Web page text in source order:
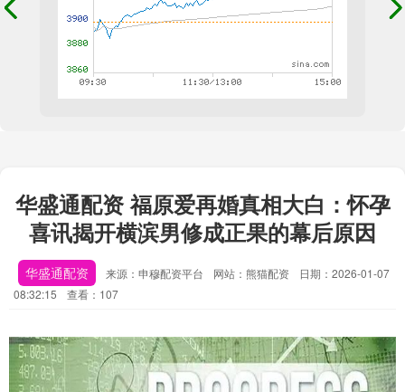
华盛通配资 福原爱再婚真相大白：怀孕
喜讯揭开横滨男修成正果的幕后原因
华盛通配资 来源：申穆配资平台 网站：熊猫配资
日期：2026-01-07
08:32:15
查看：107